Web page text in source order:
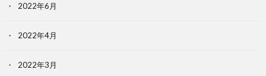
2022年6月
2022年4月
2022年3月